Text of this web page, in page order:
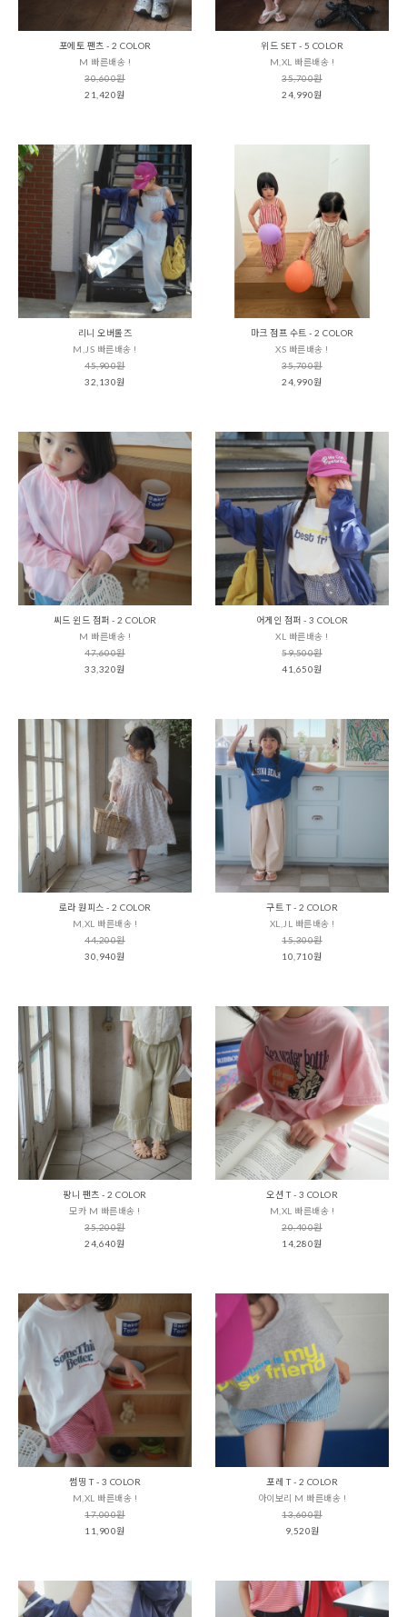
포에토 팬츠 - 2 COLOR
M 빠른배송 !
30,600원
21,420원
위드 SET - 5 COLOR
M,XL 빠른배송 !
35,700원
24,990원
리니 오버롤즈
M,JS 빠른배송 !
45,900원
32,130원
마크 점프 수트 - 2 COLOR
XS 빠른배송 !
35,700원
24,990원
씨드 윈드 점퍼 - 2 COLOR
M 빠른배송 !
47,600원
33,320원
어게인 점퍼 - 3 COLOR
XL 빠른배송 !
59,500원
41,650원
로라 원피스 - 2 COLOR
M,XL 빠른배송 !
44,200원
30,940원
구트 T - 2 COLOR
XL,JL 빠른배송 !
15,300원
10,710원
팡니 팬츠 - 2 COLOR
모카 M 빠른배송 !
35,200원
24,640원
오션 T - 3 COLOR
M,XL 빠른배송 !
20,400원
14,280원
썸띵 T - 3 COLOR
M,XL 빠른배송 !
17,000원
11,900원
포레 T - 2 COLOR
아이보리 M 빠른배송 !
13,600원
9,520원